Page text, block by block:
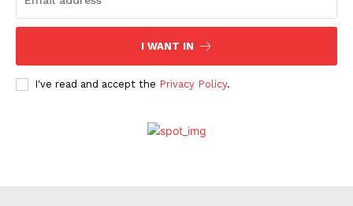
I WANT IN
I've read and accept the Privacy Policy.